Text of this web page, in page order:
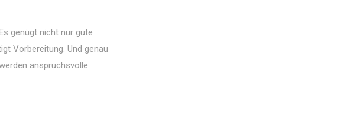
genügt nicht nur gute
Vorbereitung. Und genau
anspruchsvolle